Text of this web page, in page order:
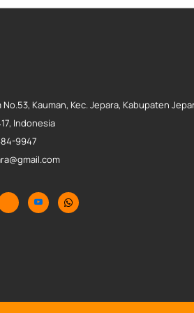
No.53, Kauman, Kec. Jepara, Kabupaten
Indonesia
9947